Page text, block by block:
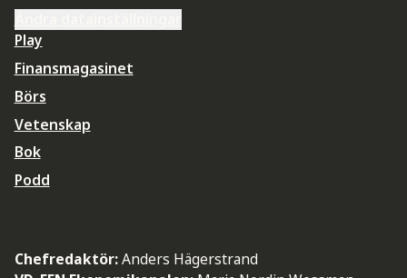
Play
Finansmagasinet
Börs
Vetenskap
Bok
Podd
Chefredaktör:Anders Hägerstrand